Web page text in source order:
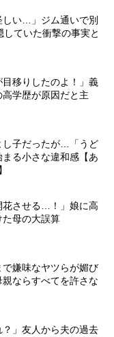
しい…」ジム通いで別
ていた衝撃の事実と
目移りしたのよ！」義
学歴が原因だと主
し子だったが…「うど
る小さな違和感【あ
花させる…！」娘に高
母の大誤算
嫌味なヤツらが媚び
ならすべてを許さな
？」友人から夫の過去